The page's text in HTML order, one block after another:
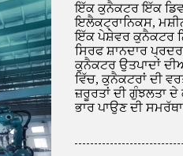
ਇੱਕ ਕੁਨੈਕਟਰ ਇੱਕ
ਇਲੈਕਟ੍ਰਾਨਿਕਸ,
ਇੱਕ ਪੇਸ਼ੇਵਰ ਕੁਨੈਕਟਰ
ਸਿਰਫ ਸ਼ਾਨਦਾਰ
ਕੁਨੈਕਟਰ ਉਤਪਾਦਾਂ
ਵਿੱਚ, ਕੁਨੈਕਟਰਾਂ ਦੀ
ਜ਼ਰੂਰਤਾਂ ਦੀ ਗੁੰਝਲਤਾ
ਭਾਰ ਪਾਉਣ ਦੀ ਸਮਰੱਥਾ